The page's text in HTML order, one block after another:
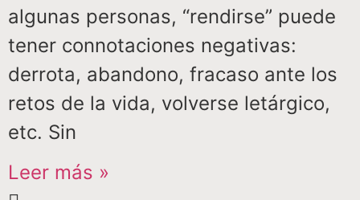
algunas personas, “rendirse” puede
tener connotaciones negativas:
derrota, abandono, fracaso ante los
retos de la vida, volverse letárgico,
etc. Sin
Leer más »